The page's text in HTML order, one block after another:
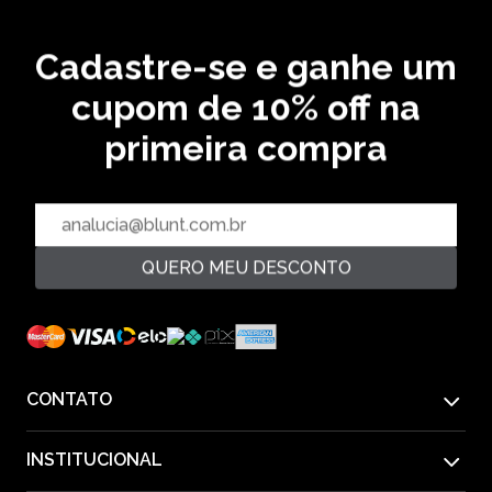
Cadastre-se e ganhe um
cupom de 10% off na
primeira compra
QUERO MEU DESCONTO
CADASTRE SEU EMAIL EM NOSSA NEWSLETTER E
RECEBA EM PRIMEIRA MÃO AS ULTIMAS NOVIDADES
CONTATO
55(11) 2612-1226
INSTITUCIONAL
PAGUE COM